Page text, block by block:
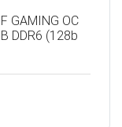
GAMING OC
DDR6 (128b